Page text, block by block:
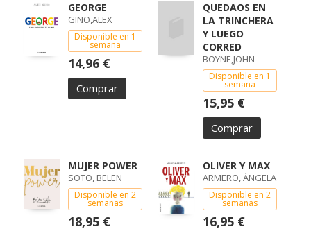
GEORGE
GINO,ALEX
Disponible en 1
semana
14,96 €
Comprar
QUEDAOS EN
LA TRINCHERA
Y LUEGO
CORRED
BOYNE,JOHN
Disponible en 1
semana
15,95 €
Comprar
MUJER POWER
SOTO, BELEN
Disponible en 2
semanas
18,95 €
OLIVER Y MAX
ARMERO, ÁNGELA
Disponible en 2
semanas
16,95 €